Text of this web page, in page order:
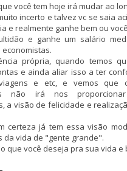
você tem hoje irá mudar ao
incerto e talvez vc se saia
e realmente ganhe bem ou
e ganhe um salário
própria, quando temos
e ainda aliar isso a ter
e etc, e vemos que
não irá nos
a visão de felicidade e
certeza já tem essa visão
da vida de "gente grande".
que você deseja pra sua vida e